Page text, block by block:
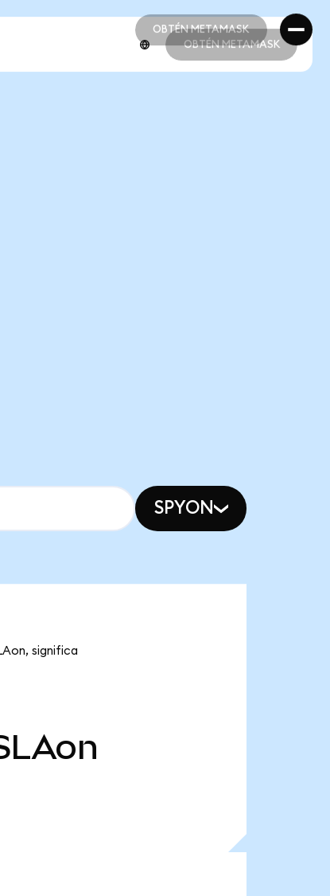
OBTÉN METAMASK
OBTÉN METAMASK
OBTÉN METAMASK
SPYON
significa